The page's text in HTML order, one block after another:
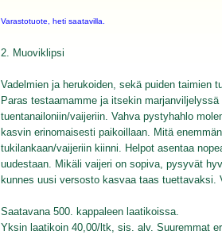
Varastotuote, heti saatavilla.
2. Muoviklipsi
Vadelmien ja herukoiden, sekä puiden taimien
Paras testaamamme ja itsekin
tuentanailoniin/vaijeriin. Vahva pystyhahlo
kasvin erinomaisesti paikoillaan. Mitä
tukilankaan/vaijeriin kiinni. Helpot asentaa
uudestaan. Mikäli vaijeri on sopiva, pysyvät
kunnes uusi versosto kasvaa taas tuettavaksi.
Saatavana 500. kappaleen laatikoissa.
Yksin laatikoin 40,00/ltk, sis. alv. Suuremmat